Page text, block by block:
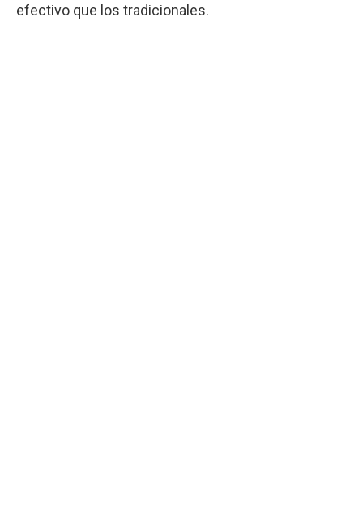
efectivo que los tradicionales.